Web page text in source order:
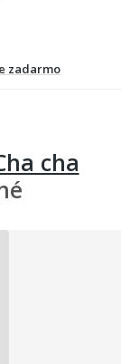
zadarmo
cha